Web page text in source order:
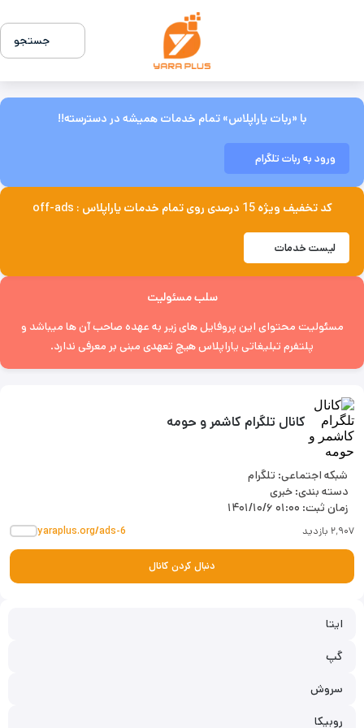
جستجو
با «ربات یاراپلاس» تمام خدمات همیشه در دسترسته!!
ورود به ربات تلگرام
کد تخفیف ویژه 15 درصدی روی تمام خدمات یاراپلاس : off-ads
لیست خدمات
سلب مسئولیت
مسئولیت محتوای این پروفایل های زیر به عهده صاحب آن ها میباشد و
پلتفرم تبلیغاتی یاراپلاس هیچ تعهدی مبنی بر معرفی ندارد.
کانال تلگرام کاشمر و حومه
شبکه اجتماعی: تلگرام
دسته بندی: خبری
زمان ثبت: ۱۴۰۱/۱۰/۶ ۰۱:۰۰
۲٬۹۰۷ بازدید yaraplus.org/ads-6
دنبال کردن کانال
ایتا
گپ
سروش
روبیکا